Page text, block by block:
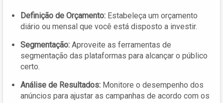
Definição de Orçamento: Estabeleça um orçamento
diário ou mensal que você está disposto a investir.
Segmentação: Aproveite as ferramentas de
segmentação das plataformas para alcançar o público
certo.
Análise de Resultados: Monitore o desempenho dos
anúncios para ajustar as campanhas de acordo com os